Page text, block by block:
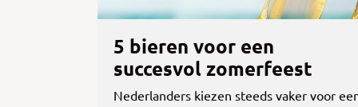
5 bieren voor een
succesvol zomerfeest
Nederlanders kiezen steeds vaker voor